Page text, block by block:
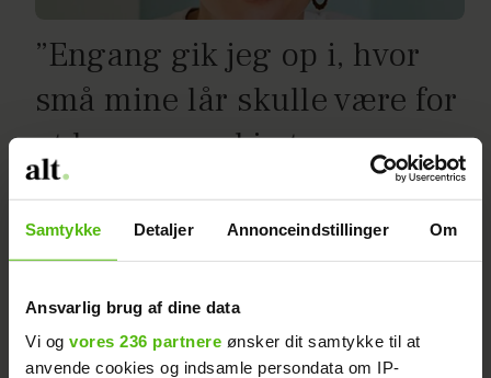
Samtykke Detaljer Annonceindstillinger Om
Ansvarlig brug af dine data
Vi og vores 236 partnere ønsker dit samtykke til at
anvende cookies og indsamle persondata om IP-
”Engang gik jeg op i, hvor
små mine lår skulle være for
at komme ned i et par
stramme jeans”